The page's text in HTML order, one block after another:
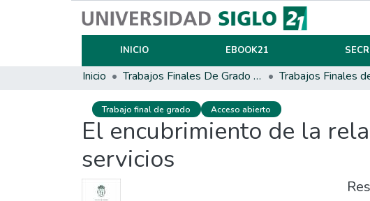
INICIO EBOOK21
Inicio Trabajos Finales De Grado Y Posgrado Trabajos Finales
Trabajo final de grado Acceso abierto
El encubrimiento de la
servicios